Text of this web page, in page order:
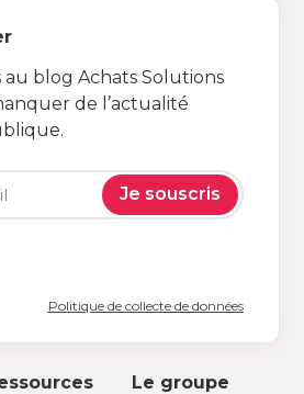
Le groupe
blog Achats Solutions
de l’actualité
Je souscris
Politique de collecte de données